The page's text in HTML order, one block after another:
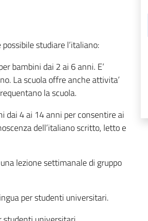
studiare l’italiano:
bambini dai 2 ai 6 anni. E’
La scuola offre anche attivita’
la scuola.
dai 4 ai 14 anni per consentire ai
dell’italiano scritto, letto e
lezione settimanale di gruppo
per studenti universitari.